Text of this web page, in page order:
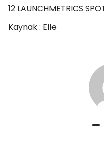
12 LAUNCHMETRICS
Kaynak : Elle